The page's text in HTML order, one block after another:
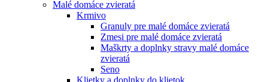
Malé domáce zvieratá
Krmivo
Granuly pre malé domáce zvieratá
Zmesi pre malé domáce zvieratá
Maškrty a doplnky stravy malé domáce
zvieratá
Seno
Klietky a doplnky do klietok